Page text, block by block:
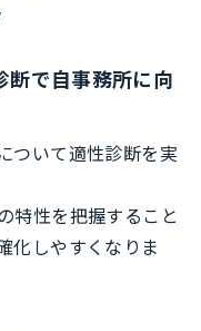
で自事務所に向
ついて適性診断を実
特性を把握すること
化しやすくなりま